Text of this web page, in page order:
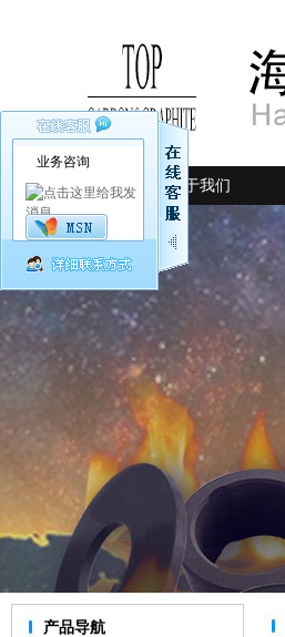
网站首页 关于我们
产品导航
业务咨询